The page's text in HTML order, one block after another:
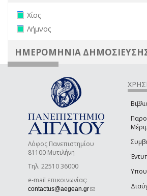
Remove Χίος filter
Χίος
Remove Λήμνος filter
Λήμνος
ΗΜΕΡΟΜΗΝΙΑ
Λόφος Πανεπιστημίου
81100 Μυτιλήνη
Τηλ. 22510 36000
e-mail επικοινωνίας:
contactus@aegean.gr(link sends e-mail)